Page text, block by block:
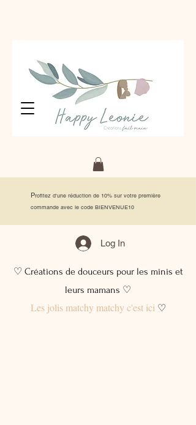
Profitez d'une réduction de 10% sur votre première
commande avec le code BIENVENUE10
Log In
♡ Créations de douceurs pour les minis et
leurs mamans ♡
Les jolis matchy matchy c'est ici♡